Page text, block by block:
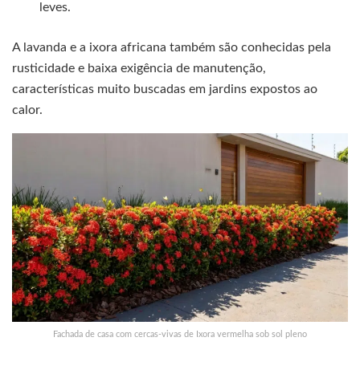
leves.
A lavanda e a ixora africana também são conhecidas pela
rusticidade e baixa exigência de manutenção,
características muito buscadas em jardins expostos ao
calor.
Fachada de casa com cercas-vivas de Ixora vermelha sob sol pleno